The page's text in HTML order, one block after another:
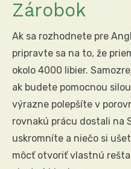
Zárobok
Ak sa rozhodnete pre
pripravte sa na to, že
okolo 4000 libier.
ak budete pomocnou
výrazne polepšíte v
rovnakú prácu dostali na
uskromníte a niečo si
môcť otvoriť vlastnú